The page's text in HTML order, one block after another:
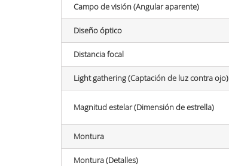
Campo de visión (Angular aparente)
Diseño óptico
Distancia focal
Light gathering (Captación de luz contra ojo)
Magnitud estelar (Dimensión de estrella)
Montura
Montura (Detalles)